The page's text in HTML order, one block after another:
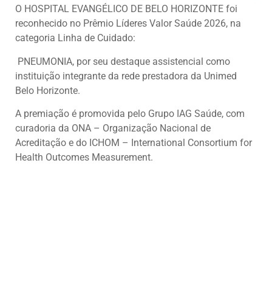
O HOSPITAL EVANGÉLICO DE BELO HORIZONTE foi
reconhecido no Prêmio Líderes Valor Saúde 2026, na
categoria Linha de Cuidado:
PNEUMONIA, por seu destaque assistencial como
instituição integrante da rede prestadora da Unimed
Belo Horizonte.
A premiação é promovida pelo Grupo IAG Saúde, com
curadoria da ONA – Organização Nacional de
Acreditação e do ICHOM – International Consortium for
Health Outcomes Measurement.